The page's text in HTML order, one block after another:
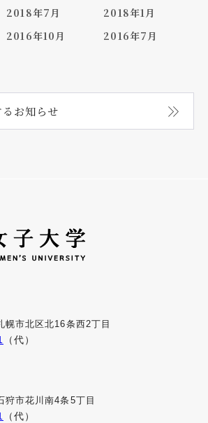
2018年7月
2018年1月
2016年10月
2016年7月
お知らせ
市北区北16条西2丁目
（代）
市花川南4条5丁目
（代）